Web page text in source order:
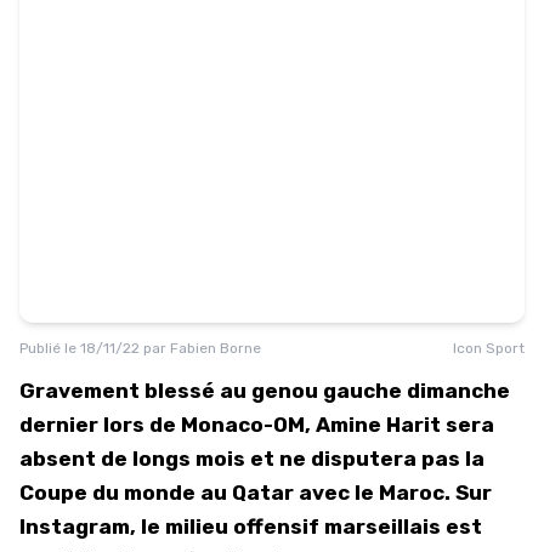
Publié le 18/11/22 par Fabien Borne Icon Sport
Gravement blessé au genou gauche dimanche
dernier lors de Monaco-OM, Amine Harit sera
absent de longs mois et ne disputera pas la
Coupe du monde au Qatar avec le Maroc. Sur
Instagram, le milieu offensif marseillais est